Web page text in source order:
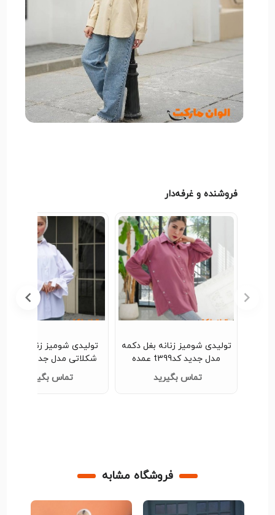
مناسب برای: فصول بهار، پاییز و روزهای خنک تابستان
ویژگی‌ها: تن‌خور آزاد، دوخت تمیز، ست‌پذیری آسان با
شلوار جین و دامن
کیفیت: فوق‌العاده، با دوام بالا
فروشنده و غرفه‌دار
شومیز زنانه بغل دکمه
تولیدی شومیز زنانه آستین
شکلاتی مدل جدید کدt394
فروشگاه مشابه